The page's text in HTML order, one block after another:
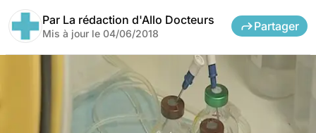
Par La rédaction d'Allo Docteurs
Mis à jour le 04/06/2018
Partager